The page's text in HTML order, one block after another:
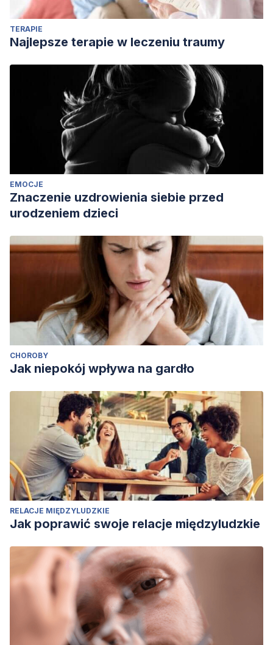
TERAPIE
Najlepsze terapie w leczeniu traumy
EMOCJE
Znaczenie uzdrowienia siebie przed
urodzeniem dzieci
CHOROBY
Jak niepokój wpływa na gardło
RELACJE MIĘDZYLUDZKIE
Jak poprawić swoje relacje międzyludzkie